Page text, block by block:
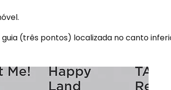
(três pontos) localizada no canto